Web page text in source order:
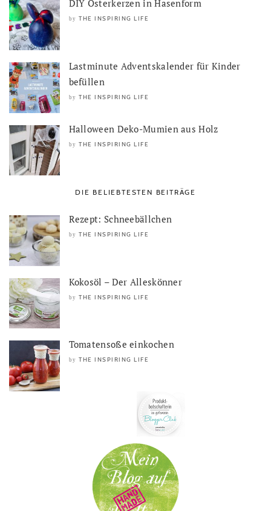
DIY Osterkerzen in Hasenform
by THE INSPIRING LIFE
Lastminute Adventskalender für Kinder
befüllen
by THE INSPIRING LIFE
Halloween Deko-Mumien aus Holz
by THE INSPIRING LIFE
DIE BELIEBTESTEN BEITRÄGE
Rezept: Schneebällchen
by THE INSPIRING LIFE
Kokosöl – Der Alleskönner
by THE INSPIRING LIFE
Tomatensoße einkochen
by THE INSPIRING LIFE